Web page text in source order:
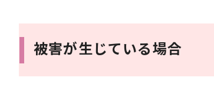
被害が生じている場合